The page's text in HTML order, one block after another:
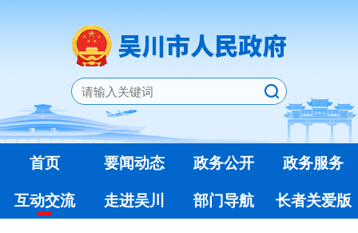
首页 要闻动态 政务公开
政务服务
互动交流
走进吴川 部门导航 长者关爱版